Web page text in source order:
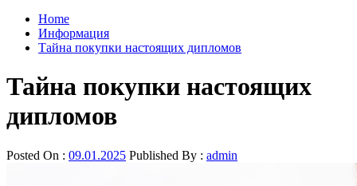
Home
Информация
Тайна покупки настоящих дипломов
Тайна покупки настоящих
дипломов
Posted On : 09.01.2025 Published By : admin